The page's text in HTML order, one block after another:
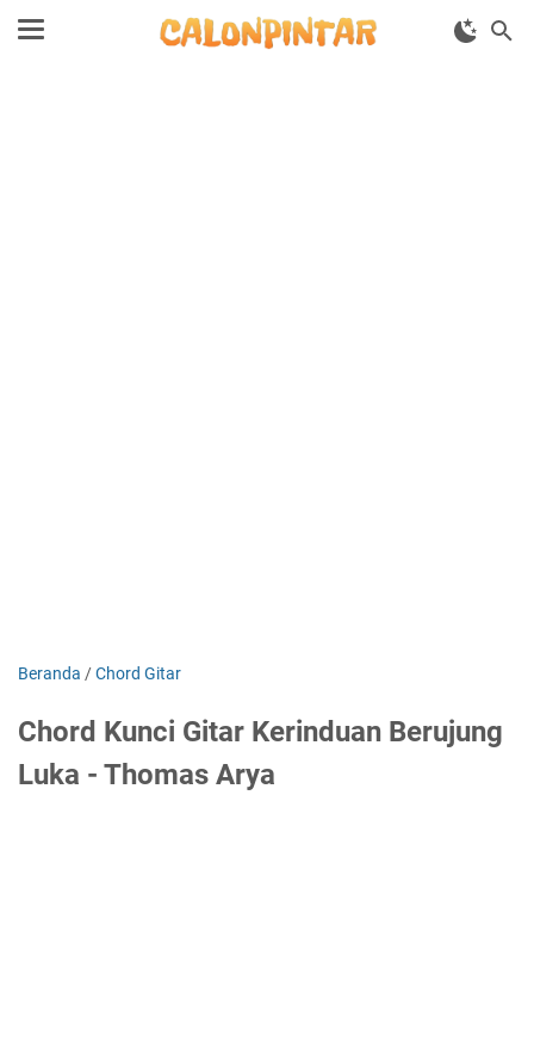
Beranda /Chord Gitar
Chord Kunci Gitar Kerinduan Berujung
Luka - Thomas Arya